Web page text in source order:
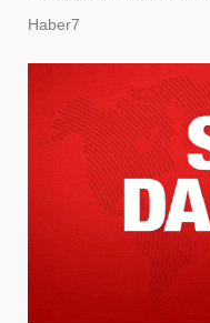
Haber7